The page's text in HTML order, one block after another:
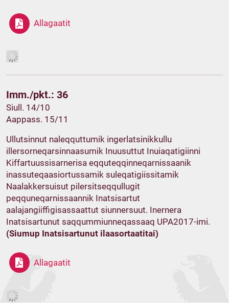
Allagaatit
Imm./pkt.: 36
Siull. 14/10
Aappass. 15/11
Ullutsinnut naleqquttumik ingerlatsinikkullu
illersorneqarsinnaasumik Inuusuttut Inuiaqatigiinni
Kiffartuussisarnerisa eqquteqqinneqarnissaanik
inassuteqaasiortussamik suleqatigiissitamik
Naalakkersuisut pilersitseqqullugit
peqquneqarnissaannik Inatsisartut
aalajangiiffigisassaattut siunnersuut. Inernera
Inatsisartunut saqqummiunneqassaaq UPA2017-imi.
(Siumup Inatsisartunut ilaasortaatitai)
Allagaatit